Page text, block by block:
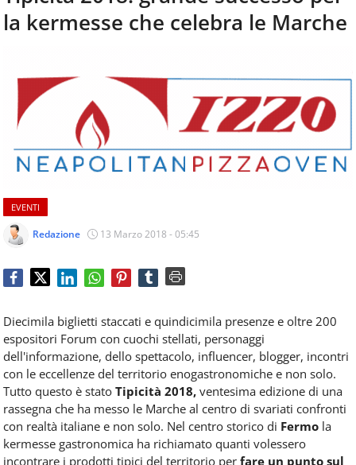
aggiornamenti
quotidiani
come
ospitalità,
ristorazione,
food
beverage,
catering
articoli
quotidiani
sul
dell'alimentazione,
dei
fuoricasa,
del
Food
Service
e
tutte
le
novità
del
CONTATTI
la kermesse che celebra le Marche
EVENTI
Redazione 13 Marzo 2018 - 05:45
Diecimila biglietti staccati e quindicimila presenze e oltre 200
espositori Forum con cuochi stellati, personaggi
dell'informazione, dello spettacolo, influencer, blogger, incontri
con le eccellenze del territorio enogastronomiche e non solo.
Tutto questo è stato Tipicità 2018, ventesima edizione di una
rassegna che ha messo le Marche al centro di svariati confronti
con realtà italiane e non solo. Nel centro storico di Fermo la
kermesse gastronomica ha richiamato quanti volessero
incontrare i prodotti tipici del territorio per fare un punto sul